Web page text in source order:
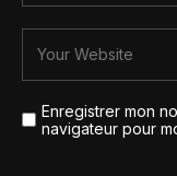
Enregistrer mon
navigateur pour